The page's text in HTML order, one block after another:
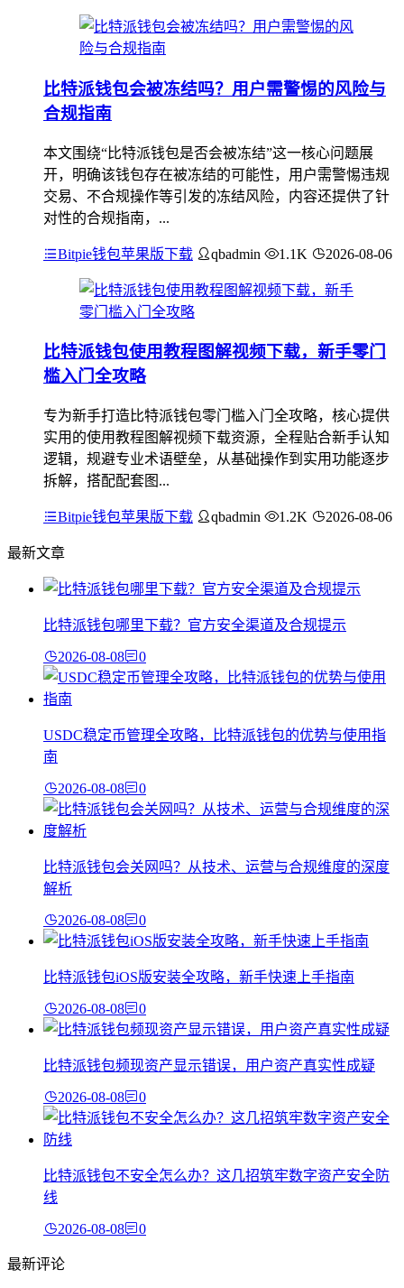
比特派钱包会被冻结吗？用户需警惕的风险与
合规指南
本文围绕“比特派钱包是否会被冻结”这一核心问题展
开，明确该钱包存在被冻结的可能性，用户需警惕违规
交易、不合规操作等引发的冻结风险，内容还提供了针
对性的合规指南，...
Bitpie钱包苹果版下载 qbadmin 1.1K 2026-08-06
比特派钱包使用教程图解视频下载，新手零门
槛入门全攻略
专为新手打造比特派钱包零门槛入门全攻略，核心提供
实用的使用教程图解视频下载资源，全程贴合新手认知
逻辑，规避专业术语壁垒，从基础操作到实用功能逐步
拆解，搭配配套图...
Bitpie钱包苹果版下载 qbadmin 1.2K 2026-08-06
最新文章
比特派钱包哪里下载？官方安全渠道及合规提示
2026-08-08 0
USDC稳定币管理全攻略，比特派钱包的优势与使用指
南
2026-08-08 0
比特派钱包会关网吗？从技术、运营与合规维度的深度
解析
2026-08-08 0
比特派钱包iOS版安装全攻略，新手快速上手指南
2026-08-08 0
比特派钱包频现资产显示错误，用户资产真实性成疑
2026-08-08 0
比特派钱包不安全怎么办？这几招筑牢数字资产安全防
线
2026-08-08 0
最新评论